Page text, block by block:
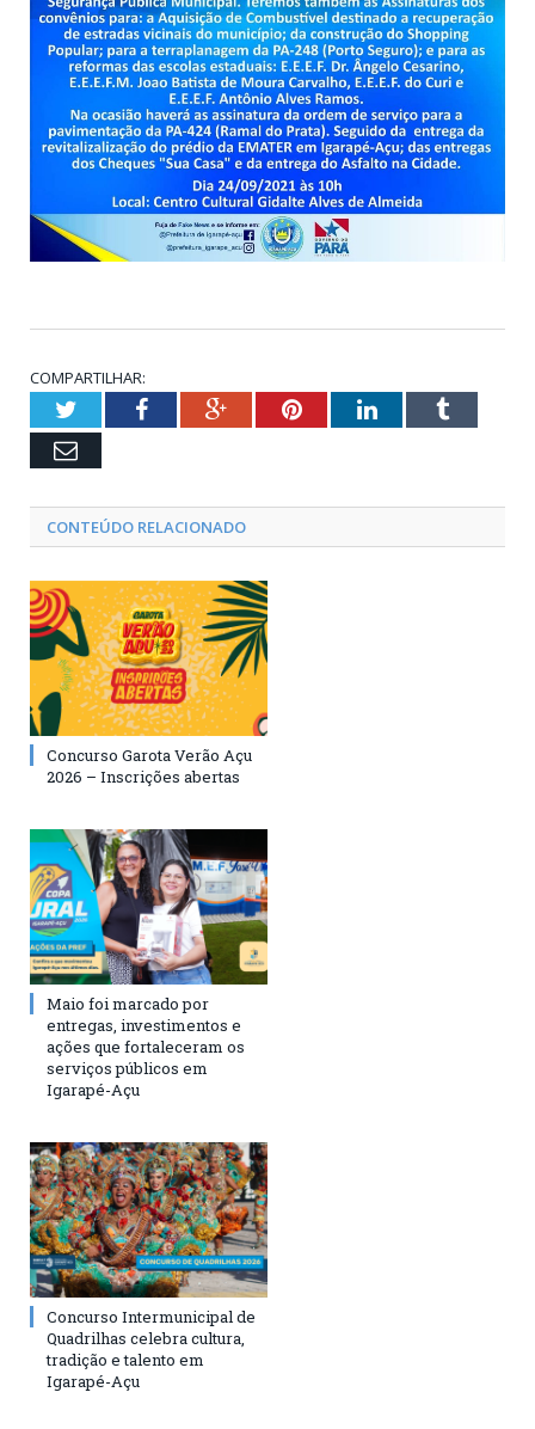
COMPARTILHAR:
TwitterFacebookGoogle+PinterestLinkedInTumblr
Email
CONTEÚDO RELACIONADO
Concurso Garota Verão Açu
2026 – Inscrições abertas
Maio foi marcado por
entregas, investimentos e
ações que fortaleceram os
serviços públicos em
Igarapé-Açu
Concurso Intermunicipal de
Quadrilhas celebra cultura,
tradição e talento em
Igarapé-Açu